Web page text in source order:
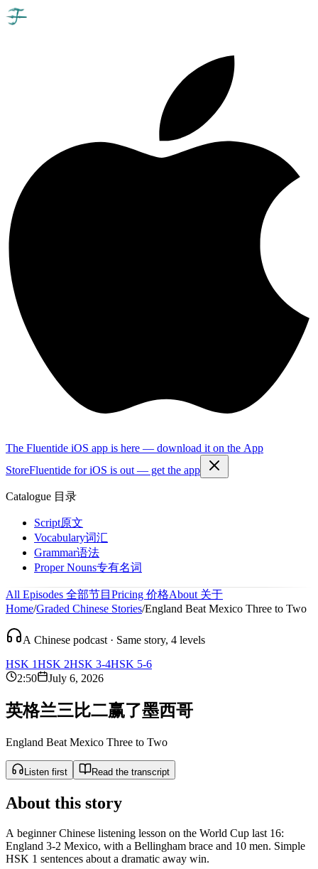
The Fluentide iOS app is here — download it on the App
StoreFluentide for iOS is out — get the app
Catalogue 目录
Script原文
Vocabulary词汇
Grammar语法
Proper Nouns专有名词
All Episodes 全部节目 Pricing 价格About 关于
Home/Graded Chinese Stories/England Beat Mexico Three to Two
A Chinese podcast · Same story, 4 levels
HSK 1HSK 2HSK 3-4HSK 5-6
2:50
July 6, 2026
英格兰三比二赢了墨西哥
England Beat Mexico Three to Two
Listen first Read the transcript
About this story
A beginner Chinese listening lesson on the World Cup last 16:
England 3-2 Mexico, with a Bellingham brace and 10 men. Simple
HSK 1 sentences about a dramatic away win.